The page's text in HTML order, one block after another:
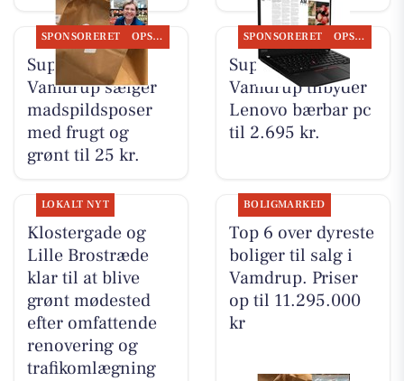
SPONSORERET OPSLAGSTAVLEN
SuperBrugsen
Vamdrup sælger
madspildsposer
med frugt og
grønt til 25 kr.
SPONSORERET OPSLAGSTAVLEN
SuperBrugsen
Vamdrup tilbyder
Lenovo bærbar pc
til 2.695 kr.
LOKALT NYT
Klostergade og
Lille Brostræde
klar til at blive
grønt mødested
efter omfattende
renovering og
trafikomlægning
BOLIGMARKED
Top 6 over dyreste
boliger til salg i
Vamdrup. Priser
op til 11.295.000
kr